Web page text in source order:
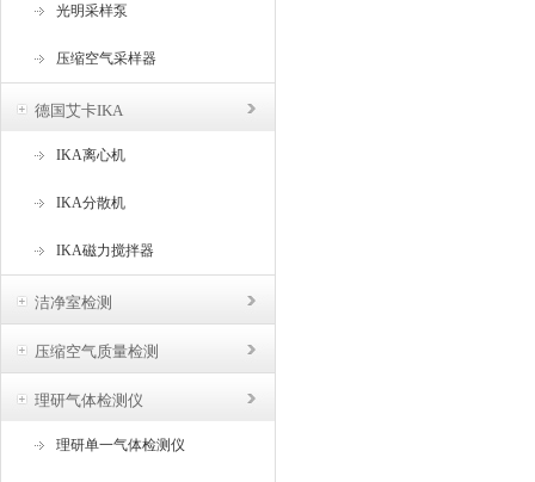
光明采样泵
压缩空气采样器
德国艾卡IKA
IKA离心机
IKA分散机
IKA磁力搅拌器
洁净室检测
压缩空气质量检测
理研气体检测仪
理研单一气体检测仪